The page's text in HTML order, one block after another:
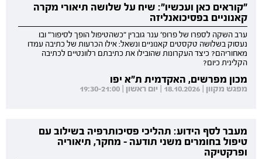
"קוראים כאן ועכשיו": שיח על שלושה תיאורי מקרה
קאנוניים בפסיכואנליזה
ערב השקה לספרו של פרופ' ענר גוברין "כשהטיפול הופך לסיפור" ובו
נעסוק בשלושה טקסטים קאנוניים ונשאל: אילו הכרעות של כתיבה עמדו
מאחוריהם? כיצד העקרונות שהובילו את כתיבתם רלוונטיים לכתיבה
הקלינית כיום?
מכון מפרשים, האקדמית ת"א יפו
מפגש מקוון | 18.10.2026 | יום ראשון | 19:30-21:00
מעבר לסף הידוע: תהליכי פסיכותרפיה בשילוב עם
טיפול בחומרים משני תודעה - מחקר, תיאוריה
ופרקטיקה